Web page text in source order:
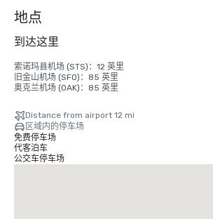
地点
到达这里
索诺玛县机场 (STS)：12 英里
旧金山机场 (SFO)：85 英里
奥克兰机场 (OAK)：85 英里
Distance from airport 12 mi
区域内的停车场
免费停车场
代客泊车
公交车停车场